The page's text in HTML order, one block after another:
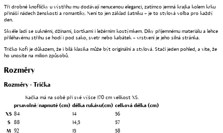
Tři drobné knoflíčky u výstřihu mu dodávají nenucenou eleganci, zatímco jemná krajka kolem krku
přináší nádech ženskosti a romantiky. Není to jen základ šatníku – je to stylová volba pro každý
den.
Skvěle ladí se sukněmi, džínami, šortkami i ležérním kostýmkem. Díky příjemnému materiálu a lehce
přiléhavému střihu se hodí i pod sako, svetr nebo kabátek – vrstvení je jeho silná stránka.
Tričko Kofi je důkazem, že i bílá klasika může být originální a stylová. Stačí jeden pohled, a víte, že
ho unosíte na milion způsobů.
Rozměry
Rozměry - Trička
prsavolně/napnuté (cm) délka rukávu(cm) celková délka (cm)
XS 84 14
56
S 88 14,5
57
M 92 15 58
Kačka má na sobě při své výšce 170 cm velikost XS.